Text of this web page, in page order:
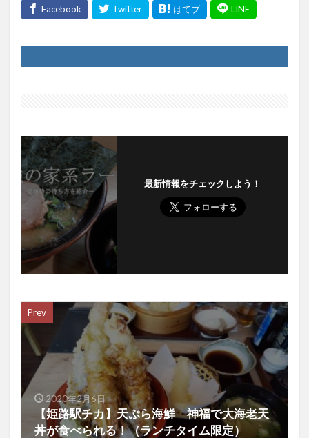
最新情報をチェックしよう！
Prev
2020年2月6日
【姫路駅チカ】天ぷら海鮮 神福で大海老天
丼が食べられる！（ランチタイム限定）